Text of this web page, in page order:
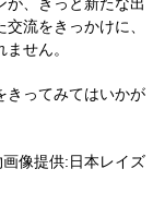
流をきっかけに、
せん。
きってみてはいかが
像提供:日本レイズ